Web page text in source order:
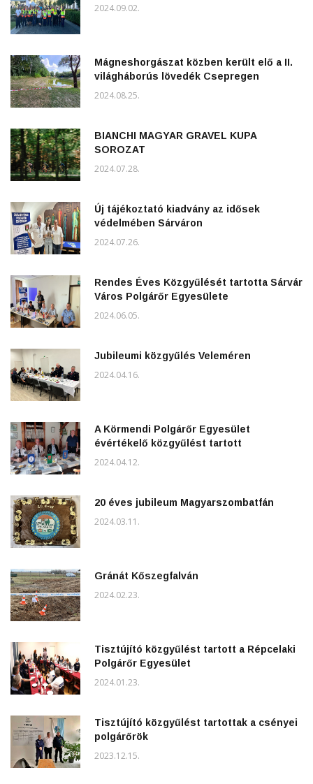
2024.09.02.
Mágneshorgászat közben került elő a II.
világháborús lövedék Csepregen
2024.08.25.
BIANCHI MAGYAR GRAVEL KUPA
SOROZAT
2024.07.28.
Új tájékoztató kiadvány az idősek
védelmében Sárváron
2024.07.26.
Rendes Éves Közgyűlését tartotta Sárvár
Város Polgárőr Egyesülete
2024.06.05.
Jubileumi közgyűlés Veleméren
2024.04.16.
A Körmendi Polgárőr Egyesület
évértékelő közgyűlést tartott
2024.04.12.
20 éves jubileum Magyarszombatfán
2024.03.11.
Gránát Kőszegfalván
2024.02.23.
Tisztújító közgyűlést tartott a Répcelaki
Polgárőr Egyesület
2024.01.23.
Tisztújító közgyűlést tartottak a csényei
polgárőrök
2023.12.15.